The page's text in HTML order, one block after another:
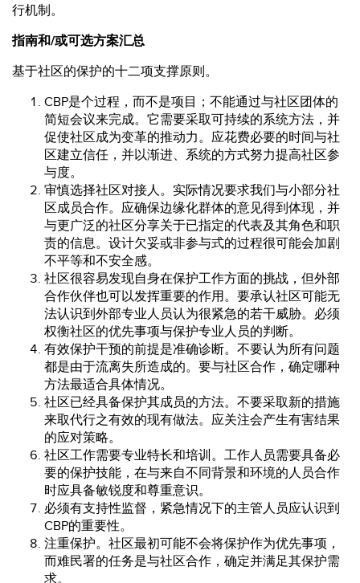
行机制。
指南和/或可选方案汇总
基于社区的保护的十二项支撑原则。
CBP是个过程，而不是项目；不能通过与社区团体的
简短会议来完成。它需要采取可持续的系统方法，并
促使社区成为变革的推动力。应花费必要的时间与社
区建立信任，并以渐进、系统的方式努力提高社区参
与度。
审慎选择社区对接人。实际情况要求我们与小部分社
区成员合作。应确保边缘化群体的意见得到体现，并
与更广泛的社区分享关于已指定的代表及其角色和职
责的信息。设计欠妥或非参与式的过程很可能会加剧
不平等和不安全感。
社区很容易发现自身在保护工作方面的挑战，但外部
合作伙伴也可以发挥重要的作用。要承认社区可能无
法认识到外部专业人员认为很紧急的若干威胁。必须
权衡社区的优先事项与保护专业人员的判断。
有效保护干预的前提是准确诊断。不要认为所有问题
都是由于流离失所造成的。要与社区合作，确定哪种
方法最适合具体情况。
社区已经具备保护其成员的方法。不要采取新的措施
来取代行之有效的现有做法。应关注会产生有害结果
的应对策略。
社区工作需要专业特长和培训。工作人员需要具备必
要的保护技能，在与来自不同背景和环境的人员合作
时应具备敏锐度和尊重意识。
必须有支持性监督，紧急情况下的主管人员应认识到
CBP的重要性。
注重保护。社区最初可能不会将保护作为优先事项，
而难民署的任务是与社区合作，确定并满足其保护需
求。